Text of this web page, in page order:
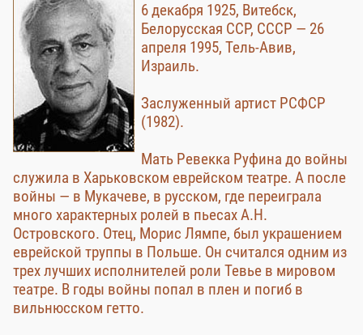
6 декабря 1925, Витебск,
Белорусская ССР, СССР — 26
апреля 1995, Тель-Авив,
Израиль.
Заслуженный артист РСФСР
(1982).
Мать Ревекка Руфина до войны
служила в Харьковском еврейском театре. А после
войны — в Мукачеве, в русском, где переиграла
много характерных ролей в пьесах А.Н.
Островского. Отец, Морис Лямпе, был украшением
еврейской труппы в Польше. Он считался одним из
трех лучших исполнителей роли Тевье в мировом
театре. В годы войны попал в плен и погиб в
вильнюсском гетто.